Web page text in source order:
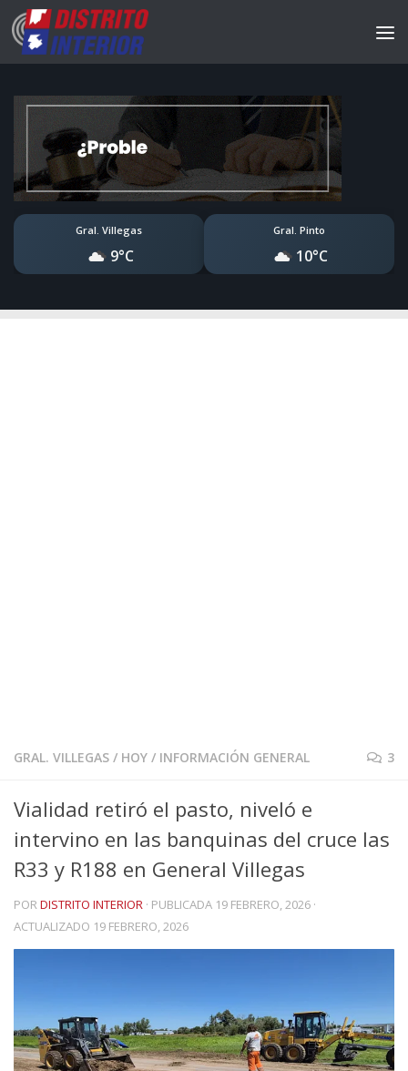
Gral. Villegas
9°C
Gral. Pinto
10°C
GRAL. VILLEGAS / HOY / INFORMACIÓN GENERAL 3
Vialidad retiró el pasto, niveló e
intervino en las banquinas del cruce las
R33 y R188 en General Villegas
PORDISTRITO INTERIOR · PUBLICADA 19 FEBRERO, 2026 ·
ACTUALIZADO 19 FEBRERO, 2026